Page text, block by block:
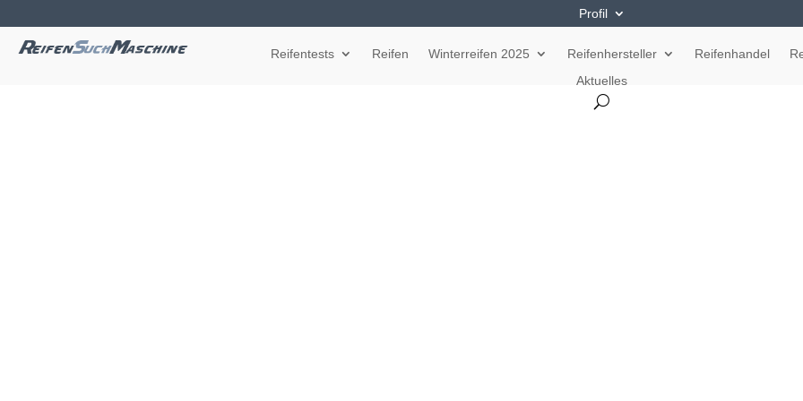
Profil
Reifentests Reifen Winterreifen 2025 Reifenhersteller Reifenhandel
Aktuelles